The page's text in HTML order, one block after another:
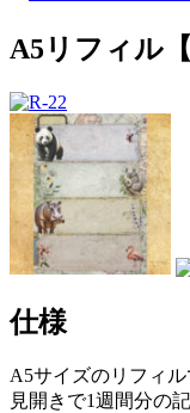
A5リフィル
仕様
A5サイズのリフィル
見開きで1週間分の